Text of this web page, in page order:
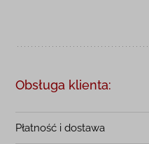
Obsługa klienta:
Płatność i dostawa